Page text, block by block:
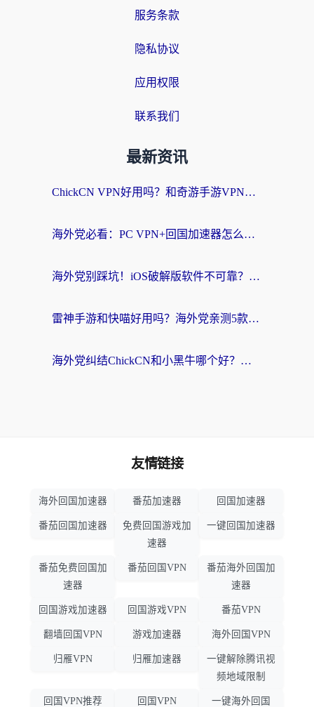
服务条款
隐私协议
应用权限
联系我们
最新资讯
ChickCN VPN好用吗？和奇游手游VPN对比哪个回国效果更好？海外党亲测实用指南
海外党必看：PC VPN+回国加速器怎么选？无缝访问国内资源全攻略
海外党别踩坑！iOS破解版软件不可靠？教你选对回国加速器无缝看国内资源
雷神手游和快喵好用吗？海外党亲测5款回国加速器，附斧牛Bling对比+微信视频号解决办法
海外党纠结ChickCN和小黑牛哪个好？一篇帮你选对回国加速器的实用指南
友情链接
海外回国加速器 番茄加速器 回国加速器
番茄回国加速器
免费回国游戏加
速器
一键回国加速器
番茄免费回国加
速器
番茄回国VPN
番茄海外回国加
速器
回国游戏加速器 回国游戏VPN 番茄VPN
翻墙回国VPN 游戏加速器 海外回国VPN
归雁VPN 归雁加速器
一键解除腾讯视
频地域限制
回国VPN推荐 回国VPN
一键海外回国